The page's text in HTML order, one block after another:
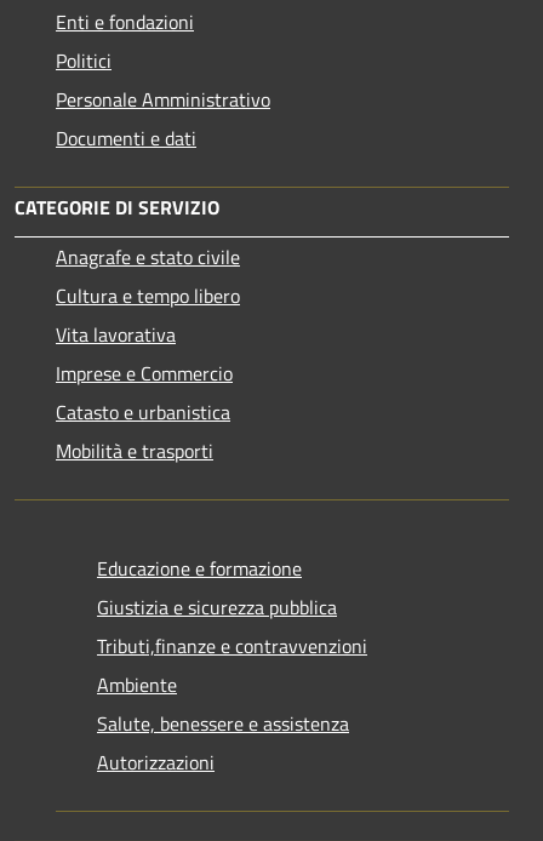
Enti e fondazioni
Politici
Personale Amministrativo
Documenti e dati
CATEGORIE DI SERVIZIO
Anagrafe e stato civile
Cultura e tempo libero
Vita lavorativa
Imprese e Commercio
Catasto e urbanistica
Mobilità e trasporti
Educazione e formazione
Giustizia e sicurezza pubblica
Tributi,finanze e contravvenzioni
Ambiente
Salute, benessere e assistenza
Autorizzazioni